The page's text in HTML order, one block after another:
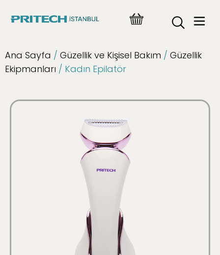
Ana Sayfa / Güzellik ve Kişisel Bakım / Güzellik
Ekipmanları / Kadın Epilatör